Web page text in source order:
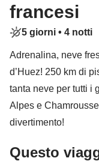
francesi
5 giorni • 4 notti
Adrenalina, neve
d’Huez! 250 km di
tanta neve per tutti i
Alpes e
divertimento!
Questo